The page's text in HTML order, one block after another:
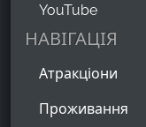
YouTube
НАВІГАЦІЯ
Атракціони
Проживання